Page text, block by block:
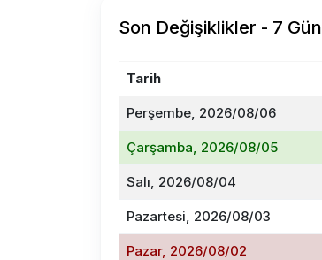
Son Değişiklikler - 7 Gün
Tarih
Perşembe, 2026/08/06
Çarşamba, 2026/08/05
Salı, 2026/08/04
Pazartesi, 2026/08/03
Pazar, 2026/08/02